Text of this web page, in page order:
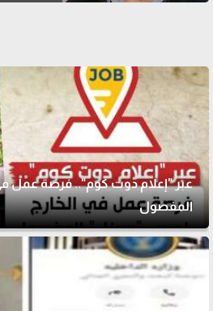
عبر "إعلام دوت كوم".. فرصة عمل
المفصول